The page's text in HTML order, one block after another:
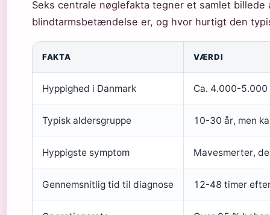
Seks centrale nøglefakta tegner et samlet billede
blindtarmsbetændelse er, og hvor hurtigt den
FAKTA VÆRDI
Hyppighed i Danmark Ca. 4.000-
Typisk aldersgruppe 10-30 år, men
Hyppigste symptom Mavesmerter,
Gennemsnitlig tid til diagnose 12-48 timer